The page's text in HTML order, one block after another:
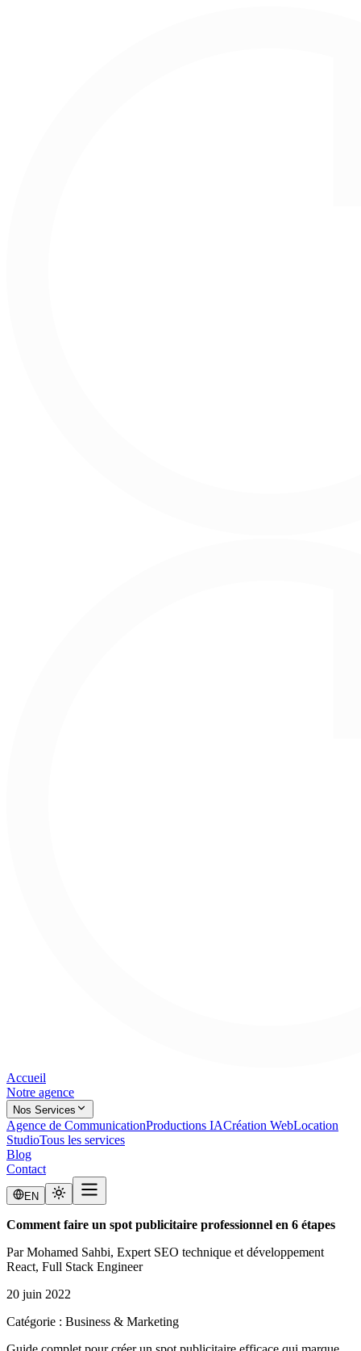
Accueil
Notre agence
Nos Services
Agence de CommunicationProductions IACréation WebLocation
StudioTous les services
Blog
Contact
EN
Comment faire un spot publicitaire professionnel en 6 étapes
Par Mohamed Sahbi, Expert SEO technique et développement
React, Full Stack Engineer
20 juin 2022
Catégorie : Business & Marketing